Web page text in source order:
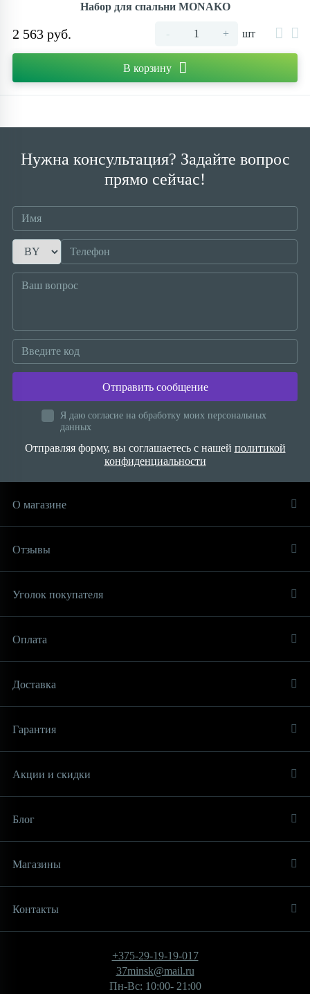
Набор для спальни MONAKO
2 563 руб. - + шт
В корзину
Нужна консультация? Задайте вопрос
прямо сейчас!
Отправить сообщение
Я даю согласие на обработку моих персональных
данных
Отправляя форму, вы соглашаетесь с нашей политикой
конфиденциальности
О магазине
Отзывы
Уголок покупателя
Оплата
Доставка
Гарантия
Акции и скидки
Блог
Магазины
Контакты
+375-29-19-19-017
37minsk@mail.ru
Пн-Вс: 10:00- 21:00